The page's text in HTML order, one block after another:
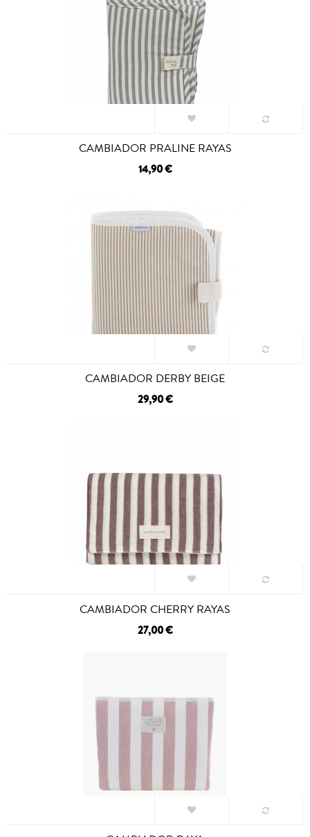
CAMBIADOR PRALINE RAYAS
14,90 €
CAMBIADOR DERBY BEIGE
29,90 €
CAMBIADOR CHERRY RAYAS
27,00 €